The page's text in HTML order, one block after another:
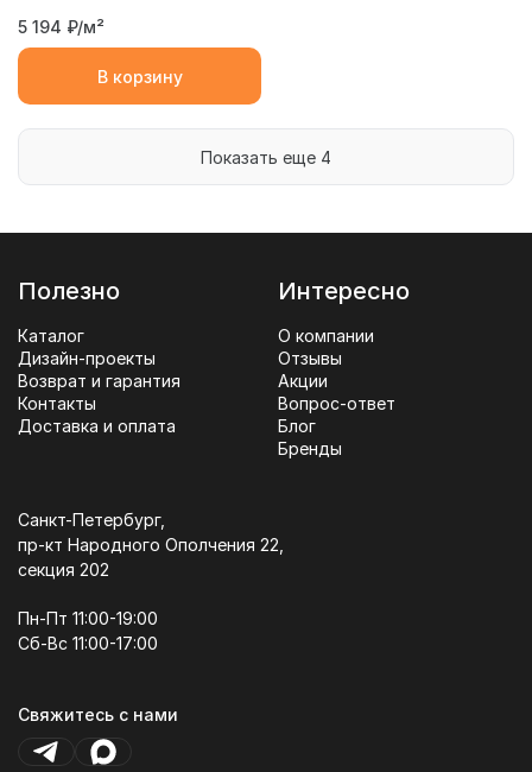
5 194 ₽/м²
В корзину
Показать еще 4
Полезно
Каталог
Дизайн-проекты
Возврат и гарантия
Контакты
Доставка и оплата
Интересно
О компании
Отзывы
Акции
Вопрос-ответ
Блог
Бренды
Санкт-Петербург,
пр-кт Народного Ополчения 22,
секция 202
Пн-Пт 11:00-19:00
Сб-Вс 11:00-17:00
Свяжитесь с нами